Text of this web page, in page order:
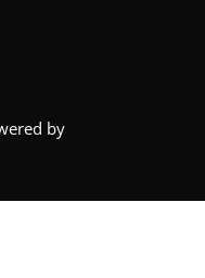
by